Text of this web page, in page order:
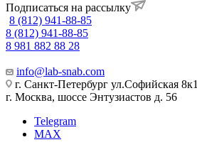
Подписаться на рассылку
8 (812) 941-88-85
8 (812) 941-88-85
8 981 882 88 28
info@lab-snab.com
г. Санкт-Петербург ул.Софийская 8к1
г. Москва, шоссе Энтузиастов д. 56
Telegram
MAX